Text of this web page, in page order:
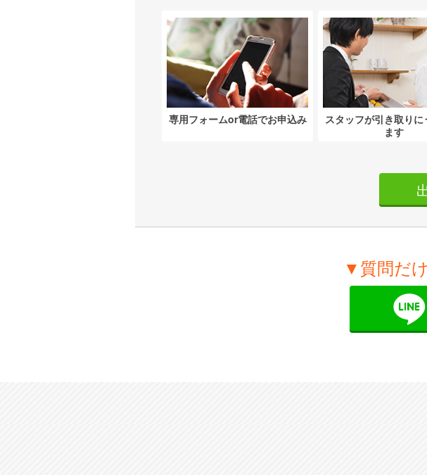
専用フォームor電話でお申込み
スタッフが引き取りに
ます
▼質問だ